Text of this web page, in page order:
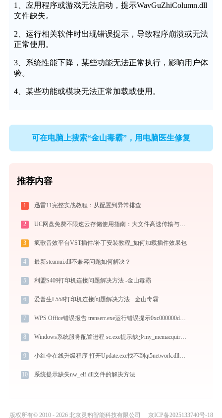
1、应用程序或游戏无法启动，提示WavGuZhiColumn.dll
文件缺失。
2、运行相关软件时出现错误提示，导致程序崩溃或无法
正常使用。
3、系统性能下降，某些功能无法正常执行，影响用户体
验。
4、某些功能或模块无法正常加载或使用。
可在电脑上搜索“金山毒霸”，用电脑医生修复
推荐内容
1 迅雷11完整实战教程：从配置到异常排查
2 UC网盘免费不限速云存储使用指南：大文件高速传输与在线协作实战
3 疯歌音效平台VST插件/补丁安装教程_如何加载插件效果包
4 最新steamui.dll不兼容问题如何解决？
5 利盟S409打印机连接问题解决方法 -金山毒霸
6 爱普生L558打印机连接问题解决方法 - 金山毒霸
7 WPS Office错误报告 transerr.exe运行错误提示0xc000000d的解决办法
8 Windows系统服务配置进程 sc.exe提示缺少my_memacquire_x86.dll文件的解决办法
9 小红伞在线升级程序 打开Update.exe找不到qt5network.dll怎么办
10 系统提示缺失nw_elf.dll文件的解决方法
版权所有© 2010 - 2026 北京灵豹智能科技有限公司 京ICP备2025133740号-18